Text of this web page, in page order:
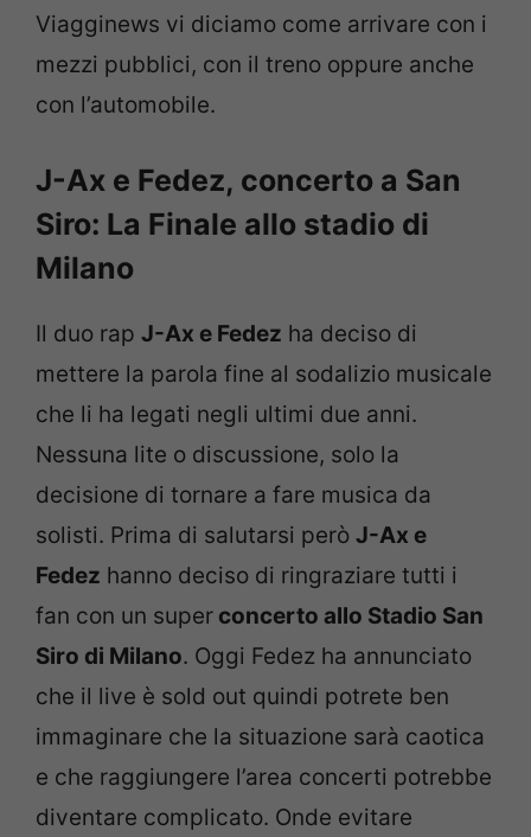
Viagginews vi diciamo come arrivare con i
mezzi pubblici, con il treno oppure anche
con l’automobile.
J-Ax e Fedez, concerto a San
Siro: La Finale allo stadio di
Milano
Il duo rap J-Ax e Fedez ha deciso di
mettere la parola fine al sodalizio musicale
che li ha legati negli ultimi due anni.
Nessuna lite o discussione, solo la
decisione di tornare a fare musica da
solisti. Prima di salutarsi però J-Ax e
Fedez hanno deciso di ringraziare tutti i
fan con un super concerto allo Stadio San
Siro di Milano. Oggi Fedez ha annunciato
che il live è sold out quindi potrete ben
immaginare che la situazione sarà caotica
e che raggiungere l’area concerti potrebbe
diventare complicato. Onde evitare